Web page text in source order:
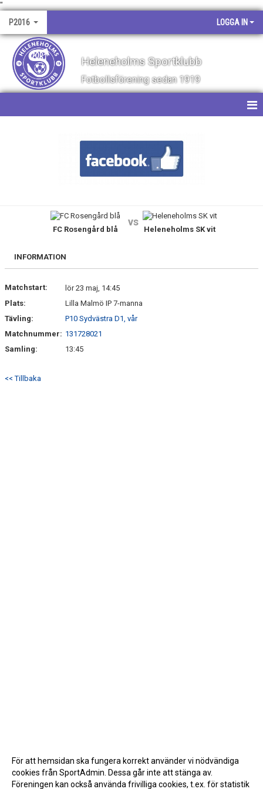
"
P2016 LOGGA IN
Heleneholms Sportklubb
Fotbollsförening sedan 1919
BILDGALLERI
KONTAKT
FC Rosengård blå
vs
Heleneholms SK vit
INFORMATION
Matchstart:
lör 23 maj, 14:45
Plats:
Lilla Malmö IP 7-manna
Tävling:
P10 Sydvästra D1, vår
Matchnummer: 131728021
Samling:
13:45
<< Tillbaka
För att hemsidan ska fungera korrekt använder vi nödvändiga
cookies från SportAdmin. Dessa går inte att stänga av.
Föreningen kan också använda frivilliga cookies, t.ex. för statistik